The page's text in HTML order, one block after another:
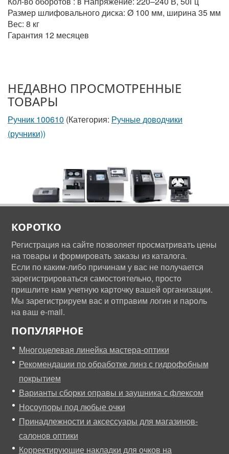
Размер шлифовального диска: Ø 100 мм, ширина 35 мм
Вес: 8 кг
Гарантия 12 месяцев
НЕДАВНО ПРОСМОТРЕННЫЕ
ТОВАРЫ
Ручник 100610 (Категория: Ручные доводчики
(ручники))
КОРОТКО
Регистрация на сайте позволяет просматривать цены
на товары и формировать заказы из каталога.
Если по каким-либо причинам у вас не получается
зарегистрироваться самостоятельно, просто
пришлите нам учетную карточку вашей организации.
Мы зарегистрируем вас и отправим логин и пароль
на ваш e-mail.
ПОПУЛЯРНОЕ
Многоцелевая линейка мастера-оптики
Рекомендации по обработке линз с гидрофобным
покрытием
Варианты сборки оправы и заушника с флексом
Носоупоры под любые очки
Принадлежности и аксессуары для магазинов-
салонов оптики
Корректирующие накладки для очков на